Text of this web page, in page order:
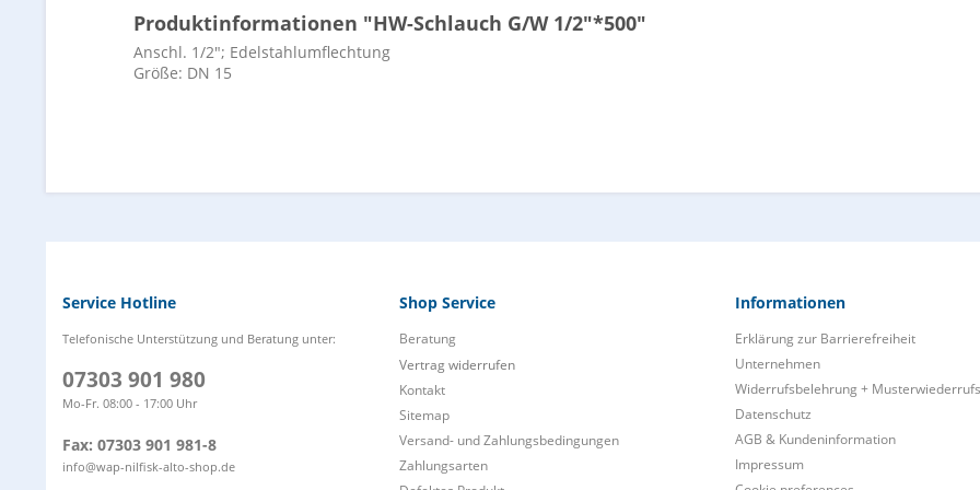
Produktinformationen "HW-Schlauch G/W 1/2"*500"
Anschl. 1/2"; Edelstahlumflechtung
Größe: DN 15
Service Hotline
Telefonische Unterstützung und Beratung unter:
07303 901 980
Mo-Fr. 08:00 - 17:00 Uhr
Fax: 07303 901 981-8
info@wap-nilfisk-alto-shop.de
Shop Service
Beratung
Vertrag widerrufen
Kontakt
Sitemap
Versand- und Zahlungsbedingungen
Zahlungsarten
Informationen
Erklärung zur Barrierefreiheit
Unternehmen
Widerrufsbelehrung +
Datenschutz
AGB & Kundeninformation
Impressum